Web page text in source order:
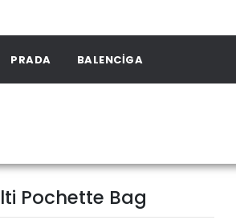
PRADA BALENCIGA
Pochette Bag